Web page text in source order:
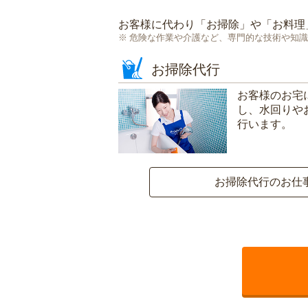
お客様に代わり「 お掃除 」や「 お料理
危険な作業や介護など、専門的な技術や知
お掃除代行
お客様のお宅
し、水回りや
行います。
お掃除代行のお仕